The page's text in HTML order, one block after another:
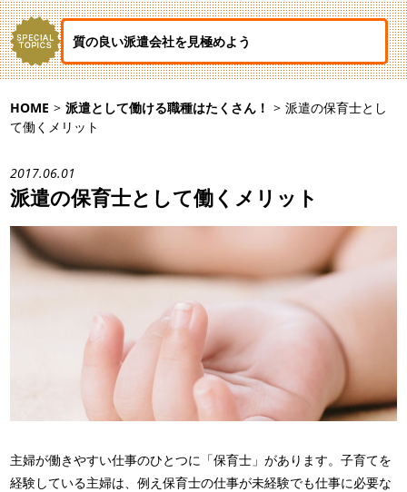
質の良い派遣会社を見極めよう
HOME > 派遣として働ける職種はたくさん！ > 派遣の保育士とし
て働くメリット
2017.06.01
派遣の保育士として働くメリット
主婦が働きやすい仕事のひとつに「保育士」があります。子育てを
経験している主婦は、例え保育士の仕事が未経験でも仕事に必要な